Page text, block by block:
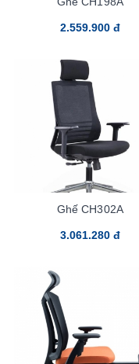
2.559.900 đ
Ghế CH302A
3.061.280 đ